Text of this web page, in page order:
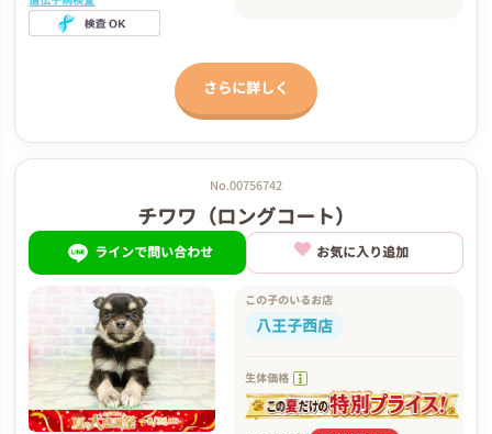
さらに詳しく
No.00756742
チワワ（ロングコート）
ラインで問い合わせ お気に入り追加
この子のいるお店
八王子西店
生体価格